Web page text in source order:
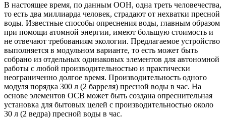
В настоящее время, по данным ООН, одна треть человечества,
то есть два миллиарда человек, страдают от нехватки пресной
воды. Известные способы опреснения воды, главным образом
при помощи атомной энергии, имеют большую стоимость и
не отвечают требованиям экологии. Предлагаемое устройство
выполняется в модульном варианте, то есть может быть
собрано из отдельных одинаковых элементов для автономной
работы с любой производительностью и практически
неограниченно долгое время. Производительность одного
модуля порядка 300 л (2 барреля) пресной воды в час. На
основе элементов ОСВ может быть создана опреснительная
установка для бытовых целей с производительностью около
30 л (2 ведра) пресной воды в час.